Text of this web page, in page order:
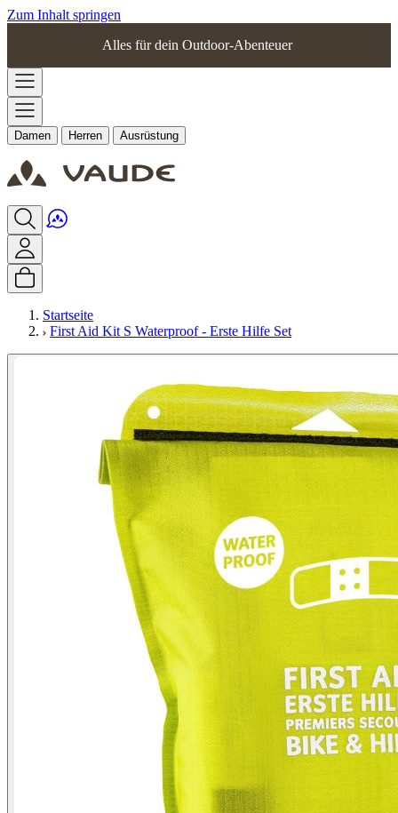
Zum Inhalt springen
Alles für dein Outdoor-Abenteuer
Damen Herren Ausrüstung
Startseite
First Aid Kit S Waterproof - Erste Hilfe Set